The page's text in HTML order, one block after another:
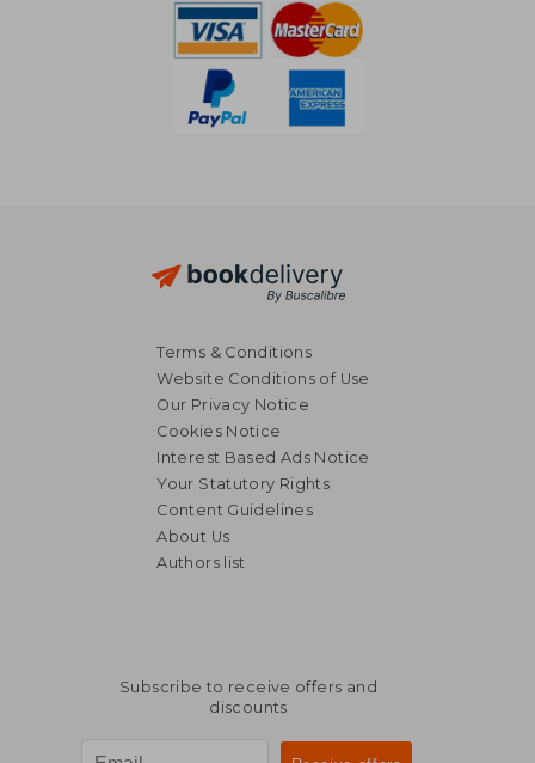
Terms & Conditions
Website Conditions of Use
Our Privacy Notice
Cookies Notice
Interest Based Ads Notice
Your Statutory Rights
Content Guidelines
About Us
Authors list
Subscribe to receive offers and
discounts